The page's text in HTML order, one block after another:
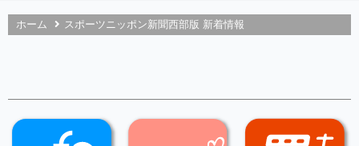
ホーム スポーツニッポン新聞西部版 新着情報